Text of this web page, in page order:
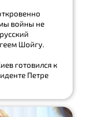
войны не
Шойгу.
готовился к
Петре